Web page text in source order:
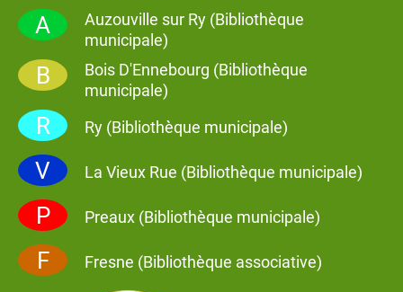
A
Auzouville sur Ry (Bibliothèque
municipale)
B
Bois D'Ennebourg (Bibliothèque
municipale)
R Ry (Bibliothèque municipale)
V La Vieux Rue (Bibliothèque municipale)
P Preaux (Bibliothèque municipale)
F Fresne (Bibliothèque associative)